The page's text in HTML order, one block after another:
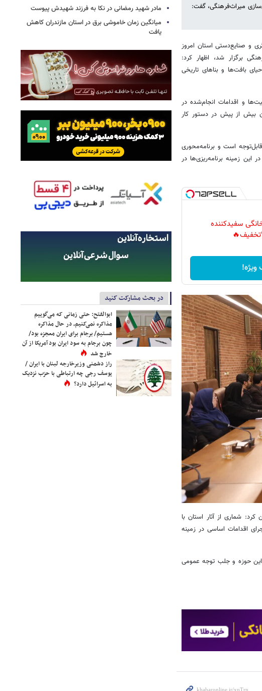
میراث‌فرهنگی، گفت:
و صنایع‌دستی استان امروز
برگزار شد، اظهار کرد:
بافت‌ها و بناهای تاریخی
و اقدامات انجام‌شده در
بیش از پیش در دستور کار
است و برنامه‌محوری
زمینه برنامه‌ریزی‌ها در
سفیدکننده
شماری از آثار استان با
اقدامات اساسی در زمینه
این حوزه و جلب توجه عمومی
مادر شهید رمضانی در نکا به فرزند شهیدش پیوست
میانگین زمان خاموشی برق در استان مازندران کاهش
یافت
در بحث مشارکت کنید
ابوالفتح: حتی زمانی که می‌گوییم
مذاکره نمی‌کنیم، در حال مذاکره
هستیم/ برجام برای ایران معجزه بود/
چون برجام به سود ایران بود آمریکا از آن
خارج شد
راز دشمنی وزیرخارجه لبنان با ایران /
یوسف رجی چه ارتباطی با حزب نزدیک
به اسرائیل دارد؟